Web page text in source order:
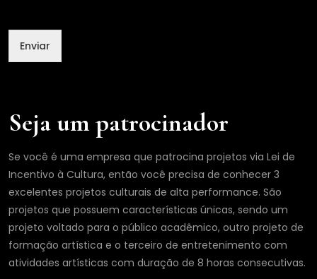
N
m
Enviar
Seja um patrocinador
Se você é uma empresa que patrocina projetos via Lei de
Incentivo à Cultura, então você precisa de conhecer 3
excelentes projetos culturais de alta performance. São
projetos que possuem características únicas, sendo um
projeto voltado para o público acadêmico, outro projeto de
formação artística e o terceiro de entretenimento com
atividades artísticas com duração de 8 horas consecutivas.